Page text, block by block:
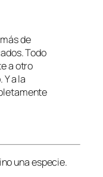
de
Todo
a otro
Y a la
una especie.